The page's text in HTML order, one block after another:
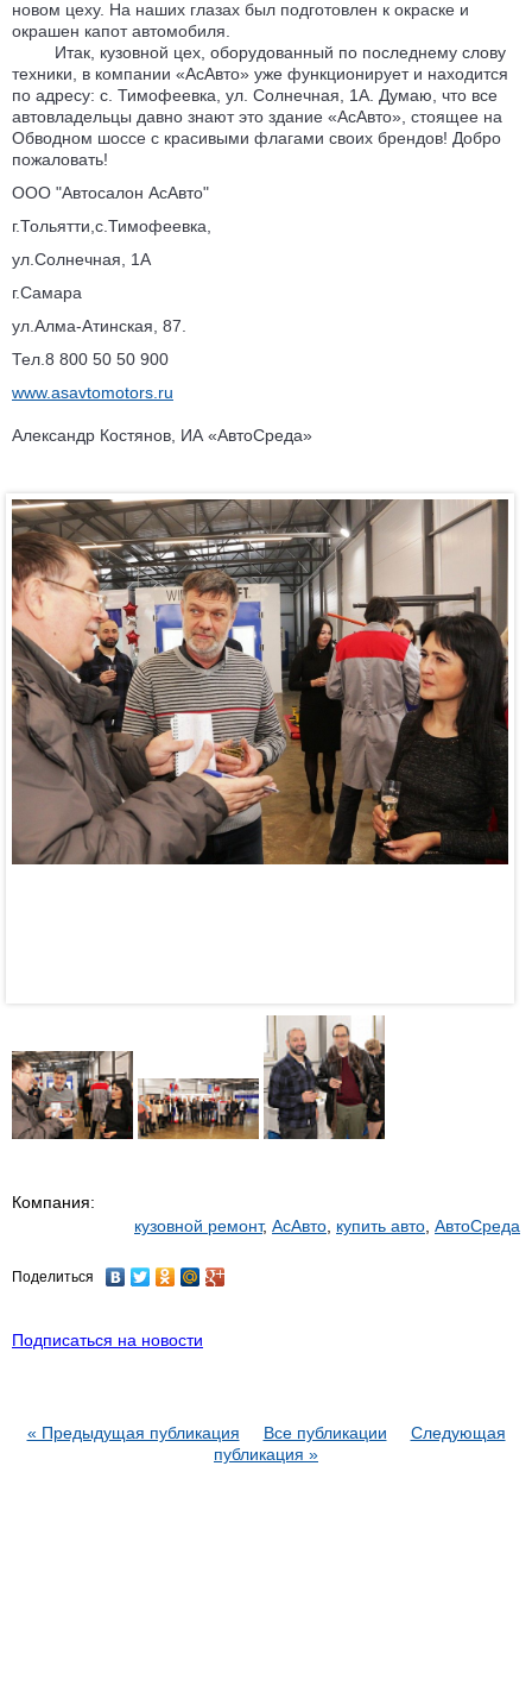
новом цеху. На наших глазах был подготовлен к окраске и
окрашен капот автомобиля.
Итак, кузовной цех, оборудованный по последнему слову
техники, в компании «АсАвто» уже функционирует и находится
по адресу: с. Тимофеевка, ул. Солнечная, 1А. Думаю, что все
автовладельцы давно знают это здание «АсАвто», стоящее на
Обводном шоссе с красивыми флагами своих брендов! Добро
пожаловать!
ООО "Автосалон АсАвто"
г.Тольятти,с.Тимофеевка,
ул.Солнечная, 1А
г.Самара
ул.Алма-Атинская, 87.
Тел.8 800 50 50 900
www.asavtomotors.ru
Александр Костянов, ИА «АвтоСреда»
кузовной ремонт, АсАвто купить авто АвтоСреда
Компания:
Поделиться
Подписаться на новости
« Предыдущая публикация Все публикации
Следующая
публикация »